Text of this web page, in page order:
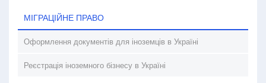
МІГРАЦІЙНЕ ПРАВО
Оформлення документів для іноземців в Україні
Реєстрація іноземного бізнесу в Україні